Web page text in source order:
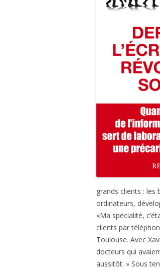
grands clients : les
ordinateurs,
«Ma spécialité,
clients par
Toulouse. Avec
docteurs qui
aussitôt. » Sous